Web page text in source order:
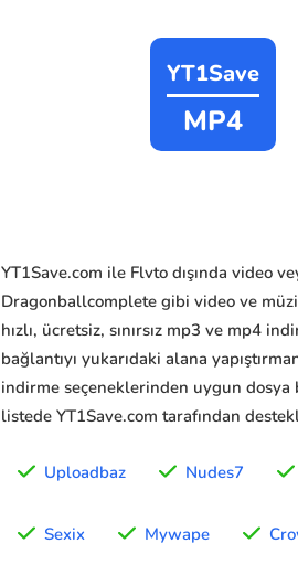
YT1Save
MP4
YT1Save.com ile Flvto dışında video
Dragonballcomplete gibi video ve
hızlı, ücretsiz, sınırsız mp3 ve mp4
bağlantıyı yukarıdaki alana
indirme seçeneklerinden uygun dosya
listede YT1Save.com tarafından
Uploadbaz Nudes7
Sexix Mywape